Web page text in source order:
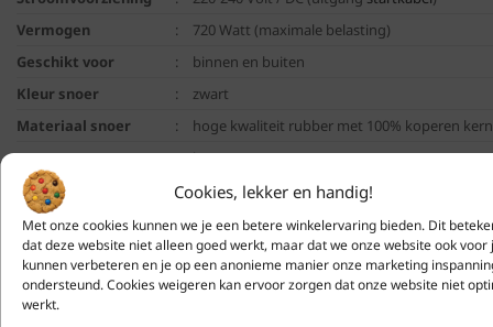
Cookies, lekker en handig!
Met onze cookies kunnen we je een betere winkelervaring bieden. Dit
dat deze website niet alleen goed werkt, maar dat we onze website ook voor
kunnen verbeteren en je op een anonieme manier onze marketing
ondersteund. Cookies weigeren kan ervoor zorgen dat onze website niet
werkt.
Vermogen
:
720 Watt (maximale belasting)
Geschikt voor
:
binnen en buiten
Kleur snoer
:
zwart
Materiaal snoer
: hoge kwaliteit rubber met 100% koperen kern
Timer
ja, met
stekker
Beschermingsgraad
:
IP44
Garantie
: 2 jaar
Let op
werkt alleen in combinatie met producten uit